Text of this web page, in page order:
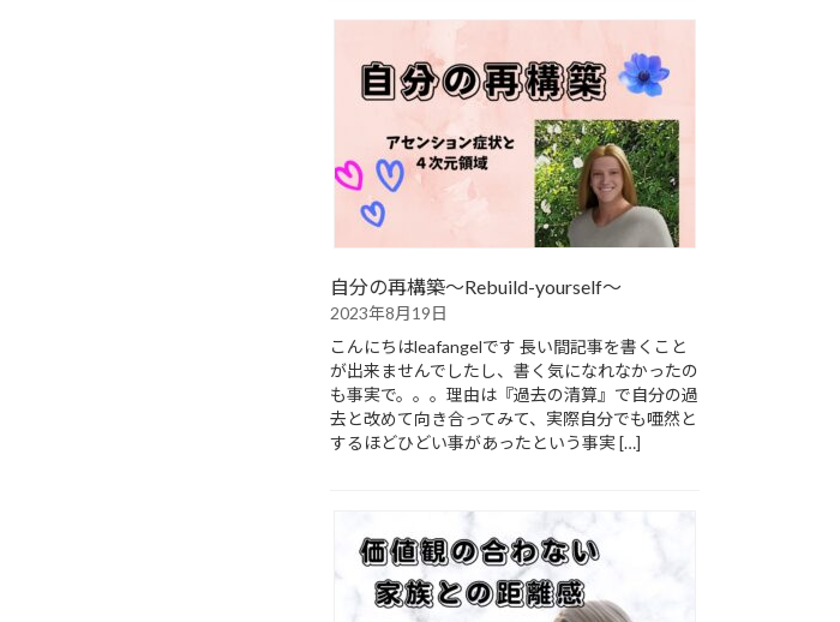
自分の再構築～Rebuild-yourself～
2023年8月19日
こんにちはleafangelです 長い間記事を書くこと
が出来ませんでしたし、書く気になれなかったの
も事実で。。。理由は『過去の清算』で自分の過
去と改めて向き合ってみて、実際自分でも唖然と
するほどひどい事があったという事実 […]